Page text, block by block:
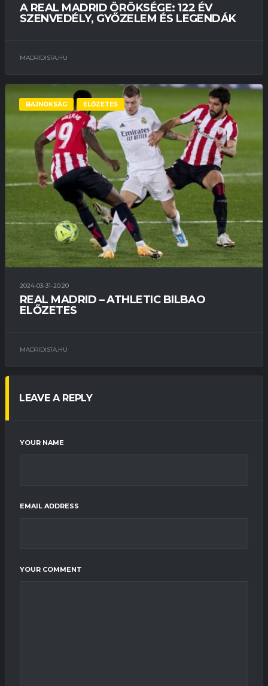
A REAL MADRID ÖRÖKSÉGE: 122 ÉV
SZENVEDÉLY, GYŐZELEM ÉS LEGENDÁK
MADRIDISTA.HU
BAJNOKSÁG ELŐZETES
2024-03-31-20:20
REAL MADRID – ATHLETIC BILBAO
ELŐZETES
MADRIDISTA.HU
LEAVE A REPLY
YOUR NAME
EMAIL ADDRESS
YOUR COMMENT